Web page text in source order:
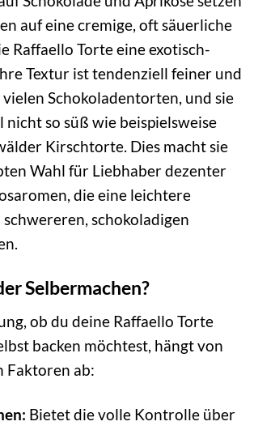
auf eine cremige, oft säuerliche
Raffaello Torte eine exotisch-
Textur ist tendenziell feiner und
Schokoladentorten, und sie
nicht so süß wie beispielsweise
Kirschtorte. Dies macht sie
Wahl für Liebhaber dezenter
die eine leichtere
schokoladigen
Selbermachen?
ob du deine Raffaello Torte
backen möchtest, hängt von
Faktoren ab:
Bietet die volle Kontrolle über